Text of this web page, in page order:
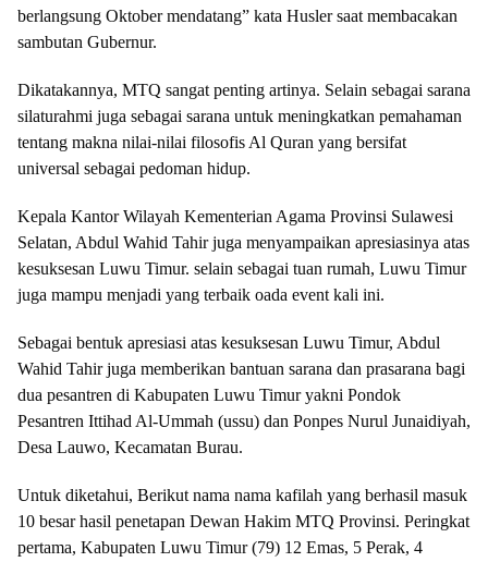
berlangsung Oktober mendatang” kata Husler saat membacakan
sambutan Gubernur.
Dikatakannya, MTQ sangat penting artinya. Selain sebagai sarana
silaturahmi juga sebagai sarana untuk meningkatkan pemahaman
tentang makna nilai-nilai filosofis Al Quran yang bersifat
universal sebagai pedoman hidup.
Kepala Kantor Wilayah Kementerian Agama Provinsi Sulawesi
Selatan, Abdul Wahid Tahir juga menyampaikan apresiasinya atas
kesuksesan Luwu Timur. selain sebagai tuan rumah, Luwu Timur
juga mampu menjadi yang terbaik oada event kali ini.
Sebagai bentuk apresiasi atas kesuksesan Luwu Timur, Abdul
Wahid Tahir juga memberikan bantuan sarana dan prasarana bagi
dua pesantren di Kabupaten Luwu Timur yakni Pondok
Pesantren Ittihad Al-Ummah (ussu) dan Ponpes Nurul Junaidiyah,
Desa Lauwo, Kecamatan Burau.
Untuk diketahui, Berikut nama nama kafilah yang berhasil masuk
10 besar hasil penetapan Dewan Hakim MTQ Provinsi. Peringkat
pertama, Kabupaten Luwu Timur (79) 12 Emas, 5 Perak, 4